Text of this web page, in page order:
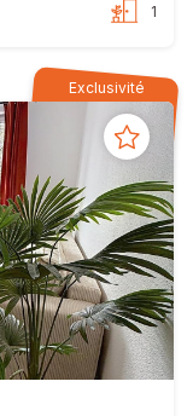
1
Exclusivité